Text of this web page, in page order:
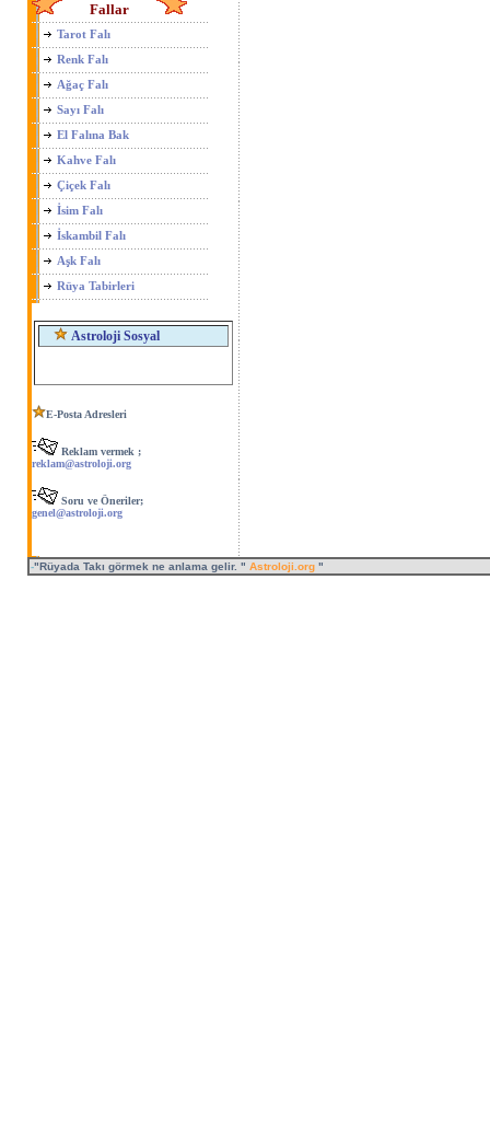
Fallar
Tarot Falı
Renk Falı
Ağaç Falı
Sayı Falı
El Falına Bak
Kahve Falı
Çiçek Falı
İsim Falı
İskambil Falı
Aşk Falı
Rüya Tabirleri
Astroloji Sosyal
E-Posta Adresleri
Reklam vermek ;
reklam@astroloji.org
Soru ve Öneriler;
genel@astroloji.org
-"Rüyada Takı görmek ne anlama gelir. " Astroloji.org"